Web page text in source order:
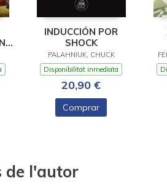
INDUCCIÓN POR
SHOCK
PALAHNIUK, CHUCK
Disponibilitat inmediata
20,90 €
Comprar
de l'autor